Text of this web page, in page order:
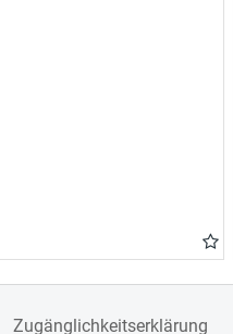
Zugänglichkeitserklärung